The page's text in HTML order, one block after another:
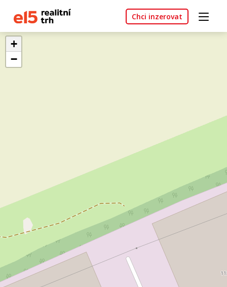
Chci inzerovat
+
−